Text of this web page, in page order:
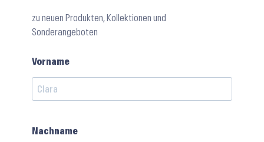
zu neuen Produkten, Kollektionen und
Sonderangeboten
Vorname
Nachname